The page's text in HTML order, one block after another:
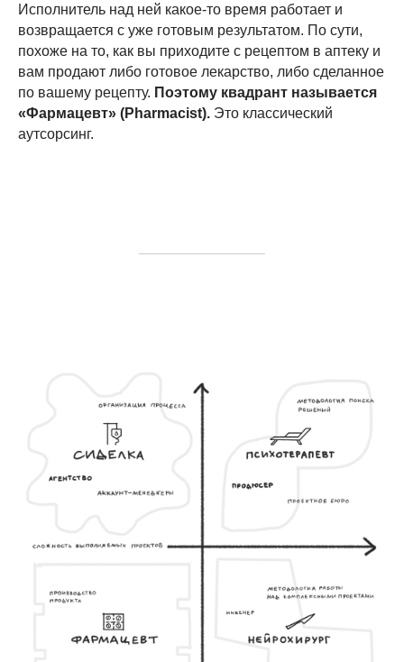
Исполнитель над ней какое-то время работает и
возвращается с уже готовым результатом. По сути,
похоже на то, как вы приходите с рецептом в аптеку и
вам продают либо готовое лекарство, либо сделанное
по вашему рецепту. Поэтому квадрант называется
«Фармацевт» (Pharmacist). Это классический
аутсорсинг.